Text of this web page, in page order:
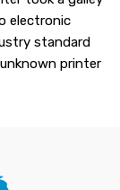
electronic
standard
printer